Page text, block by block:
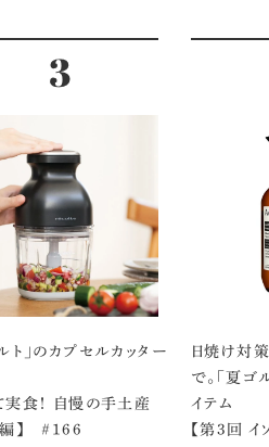
ルト」のカプセルカッター
実食！ 自慢の手土産
編】 ＃166
日焼け対
で。「夏ゴ
イテム
【第3回 イ